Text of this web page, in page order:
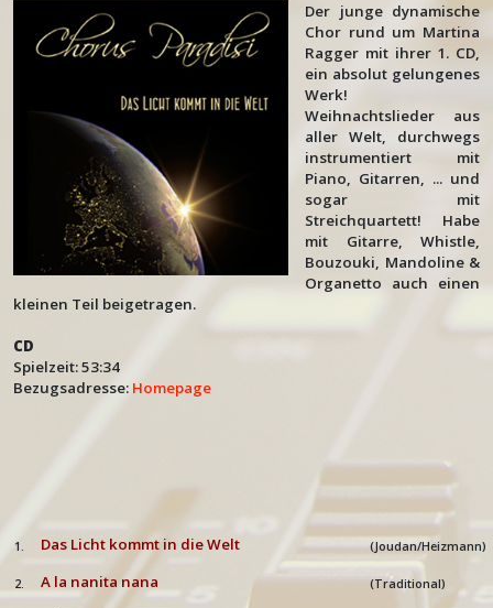
Der junge dynamische
Chor rund um Martina
Ragger mit ihrer 1. CD,
ein absolut gelungenes
Werk!
Weihnachtslieder aus
aller Welt, durchwegs
instrumentiert mit
Piano, Gitarren, ... und
sogar mit
Streichquartett! Habe
mit Gitarre, Whistle,
Bouzouki, Mandoline &
Organetto auch einen
kleinen Teil beigetragen.
CD
Spielzeit: 53:34
Bezugsadresse: Homepage
1. Das Licht kommt in die Welt (Joudan/Heizmann)
2. A la nanita nana (Traditional)